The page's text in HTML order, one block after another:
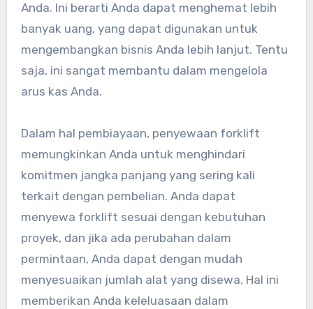
Anda. Ini berarti Anda dapat menghemat lebih
banyak uang, yang dapat digunakan untuk
mengembangkan bisnis Anda lebih lanjut. Tentu
saja, ini sangat membantu dalam mengelola
arus kas Anda.
Dalam hal pembiayaan, penyewaan forklift
memungkinkan Anda untuk menghindari
komitmen jangka panjang yang sering kali
terkait dengan pembelian. Anda dapat
menyewa forklift sesuai dengan kebutuhan
proyek, dan jika ada perubahan dalam
permintaan, Anda dapat dengan mudah
menyesuaikan jumlah alat yang disewa. Hal ini
memberikan Anda keleluasaan dalam